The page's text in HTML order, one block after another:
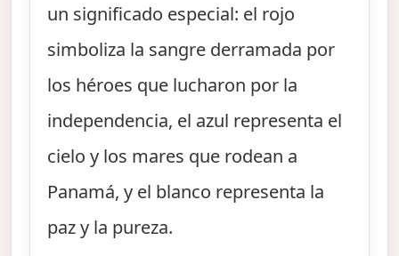
un significado especial: el rojo
simboliza la sangre derramada por
los héroes que lucharon por la
independencia, el azul representa el
cielo y los mares que rodean a
Panamá, y el blanco representa la
paz y la pureza.